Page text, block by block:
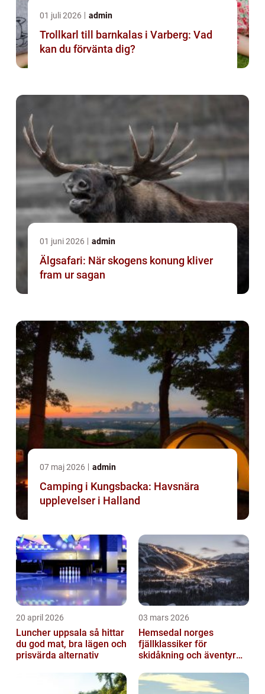
01 juli 2026 admin
Trollkarl till barnkalas i Varberg: Vad
kan du förvänta dig?
01 juni 2026 admin
Älgsafari: När skogens konung kliver
fram ur sagan
07 maj 2026 admin
Camping i Kungsbacka: Havsnära
upplevelser i Halland
20 april 2026
Luncher uppsala så hittar
du god mat, bra lägen och
prisvärda alternativ
03 mars 2026
Hemsedal norges
fjällklassiker för
skidåkning och äventyr